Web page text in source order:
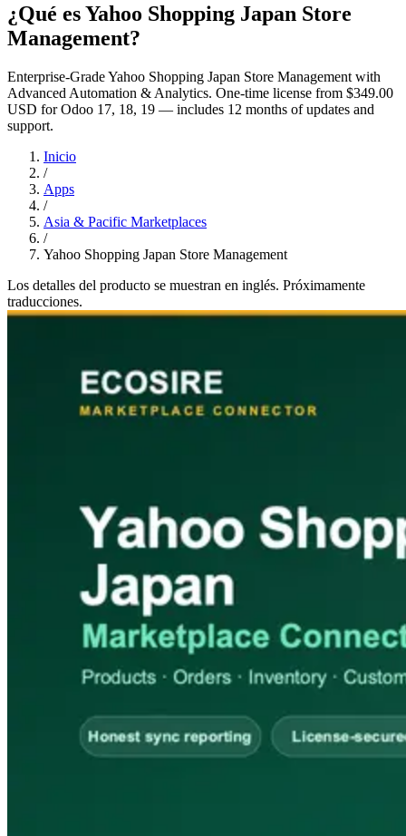
¿Qué es Yahoo Shopping Japan Store
Management?
Enterprise-Grade Yahoo Shopping Japan Store Management with
Advanced Automation & Analytics. One-time license from $349.00
USD for Odoo 17, 18, 19 — includes 12 months of updates and
support.
Inicio
/
Apps
/
Asia & Pacific Marketplaces
/
Yahoo Shopping Japan Store Management
Los detalles del producto se muestran en inglés. Próximamente
traducciones.